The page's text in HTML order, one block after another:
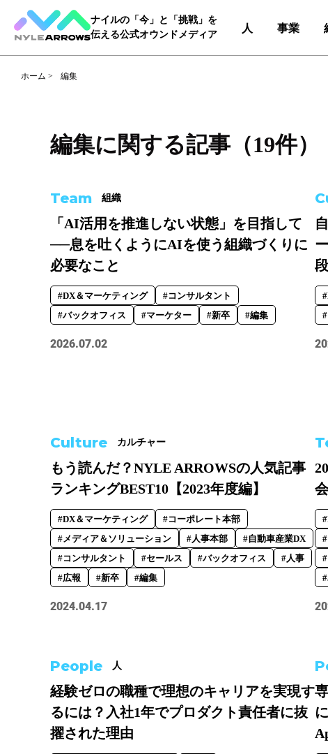
ナイルの「今」と「挑戦」を
伝える公式オウンドメディア
人 事業
人（65） 事業（36）
Tag タグ
事業部 #コーポレ
職種 #エンジニア #カスタマーサクセス
ホーム > 編集
編集に関する記事（19件）
Team 組織
「AI活用を推進しない状態」を目指して
──息を吐くようにAIを使う組織づくりに
必要なこと
#DX＆マーケティング
#コンサルタント
#バックオフィス
#マーケター #新卒 #編集
2026.07.02
Culture カルチャー
もう読んだ？NYLE ARROWSの人気記事
ランキングBEST10【2023年度編】
#DX＆マーケティング
#コーポレート本部
#メディア＆ソリューション
#人事本部
#自動車産業DX
#コンサルタント
#セールス #バックオフィス
#人事
#広報
#新卒 #編集
2024.04.17
People 人
経験ゼロの職種で理想のキャリアを実現す
るには？入社1年でプロダクト責任者に抜
擢された理由